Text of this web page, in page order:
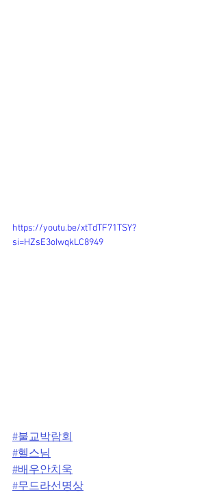
https://youtu.be/xtTdTF71TSY?
si=HZsE3oIwqkLC8949
#불교박람회
#헬스님
#배우안치욱
#무드라선명상